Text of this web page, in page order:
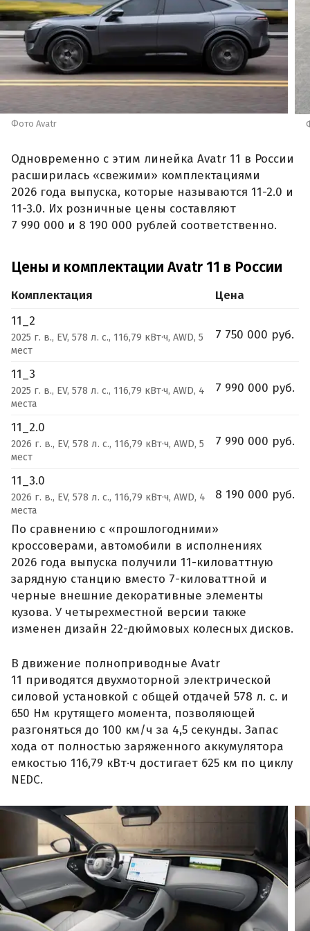
Фото Avatr
Одновременно с этим линейка Avatr 11 в России
расширилась «свежими» комплектациями
2026 года выпуска, которые называются 11-2.0 и
11-3.0. Их розничные цены составляют
7 990 000 и 8 190 000 рублей соответственно.
Цены и комплектации Avatr 11 в России
Комплектация
Цена
11_2
2025 г. в., EV, 578 л. с., 116,79 кВт·ч, AWD, 5
мест
7 750 000 руб.
11_3
2025 г. в., EV, 578 л. с., 116,79 кВт·ч, AWD, 4
места
7 990 000 руб.
11_2.0
2026 г. в., EV, 578 л. с., 116,79 кВт·ч, AWD, 5
мест
7 990 000 руб.
11_3.0
2026 г. в., EV, 578 л. с., 116,79 кВт·ч, AWD, 4
места
8 190 000 руб.
По сравнению с «прошлогодними»
кроссоверами, автомобили в исполнениях
2026 года выпуска получили 11-киловаттную
зарядную станцию вместо 7-киловаттной и
черные внешние декоративные элементы
кузова. У четырехместной версии также
изменен дизайн 22-дюймовых колесных дисков.
В движение полноприводные Avatr
11 приводятся двухмоторной электрической
силовой установкой с общей отдачей 578 л. с. и
650 Нм крутящего момента, позволяющей
разгоняться до 100 км/ч за 4,5 секунды. Запас
хода от полностью заряженного аккумулятора
емкостью 116,79 кВт·ч достигает 625 км по циклу
NEDC.